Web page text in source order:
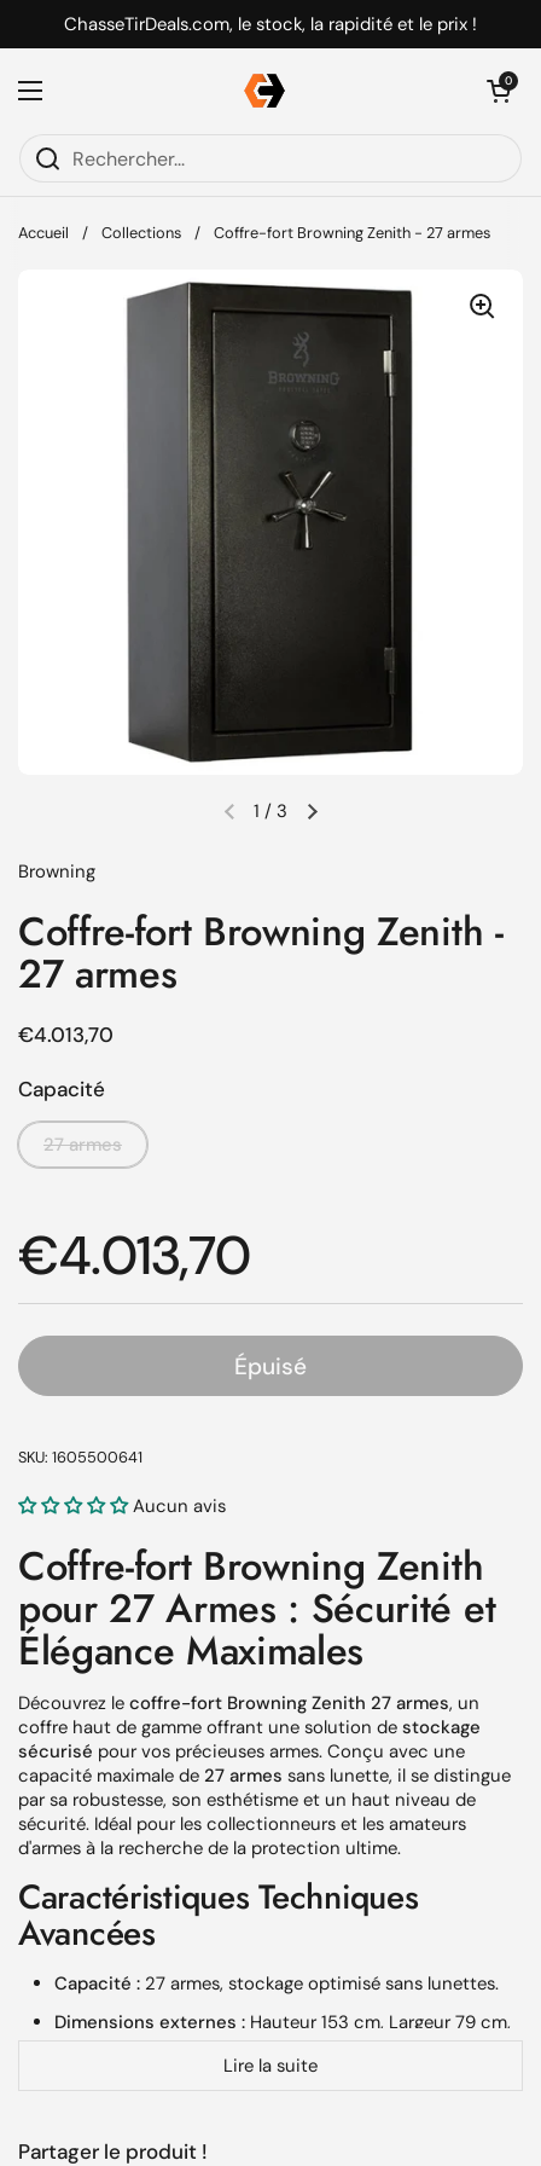
Passer au contenu
ChasseTirDeals.com, le stock, la rapidité et le prix !
Ouvrir le menu
Ouvrir le
0
Accueil / Collections / Coffre-fort Browning Zenith - 27 armes
Diapositive précédente
Diapositive suivante
1 / 3
Browning
Coffre-fort Browning Zenith -
27 armes
Prix régulier
€4.013,70
Capacité
27 armes
Prix régulier
€4.013,70
Épuisé
SKU: 1605500641
Aucun avis
Coffre-fort Browning Zenith
pour 27 Armes : Sécurité et
Élégance Maximales
Découvrez le coffre-fort Browning Zenith 27 armes, un
coffre haut de gamme offrant une solution de stockage
sécurisé pour vos précieuses armes. Conçu avec une
capacité maximale de 27 armes sans lunette, il se distingue
par sa robustesse, son esthétisme et un haut niveau de
sécurité. Idéal pour les collectionneurs et les amateurs
d'armes à la recherche de la protection ultime.
Caractéristiques Techniques
Avancées
Capacité : 27 armes, stockage optimisé sans lunettes.
Dimensions externes : Hauteur 153 cm, Largeur 79 cm,
Profondeur 62 cm.
Dimensions internes :Hauteur 136 cm, Largeur 65 cm,
Poids :521 kg, dénotant une structure massive et
Lire la suite
Partager le produit !